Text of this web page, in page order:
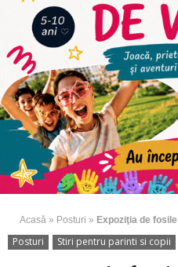
Acasă » Posturi » Expoziţia de
Posturi Stiri pentru parinti si copii